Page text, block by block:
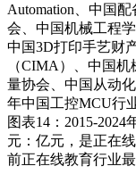
Automation、中国
会、中国机械工程
中国3D打印手艺财
（CIMA）、中国
量协会、中国从动
年中国工控MCU行
图表14：2015-
元：亿元，是正在
前正在线教育行业